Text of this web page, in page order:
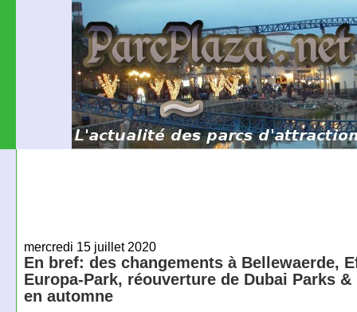
mercredi 15 juillet 2020
En bref: des changements à Bellewaerde,
Europa-Park, réouverture de Dubai Parks &
en automne